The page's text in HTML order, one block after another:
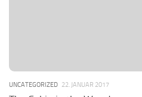
UNCATEGORIZED 22. JANUAR 2017